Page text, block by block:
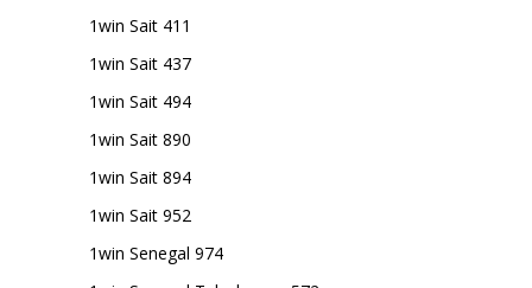
1win Sait 411
1win Sait 437
1win Sait 494
1win Sait 890
1win Sait 894
1win Sait 952
1win Senegal 974